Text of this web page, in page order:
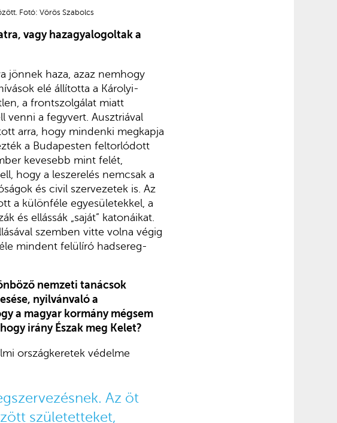
Fotó: Vörös Szabolcs
vagy hazagyalogoltak a
jönnek haza, azaz nemhogy
elé állította a Károlyi-
a frontszolgálat miatt
venni a fegyvert. Ausztriával
arra, hogy mindenki megkapja
a Budapesten feltorlódott
kevesebb mint felét,
hogy a leszerelés nemcsak a
és civil szervezetek is. Az
a különféle egyesületekkel, a
és ellássák „saját” katonáikat.
szemben vitte volna végig
mindent felülíró hadsereg-
nemzeti tanácsok
nyilvánvaló a
a magyar kormány mégsem
irány Észak meg Kelet?
országkeretek védelme
Az öt
születetteket,